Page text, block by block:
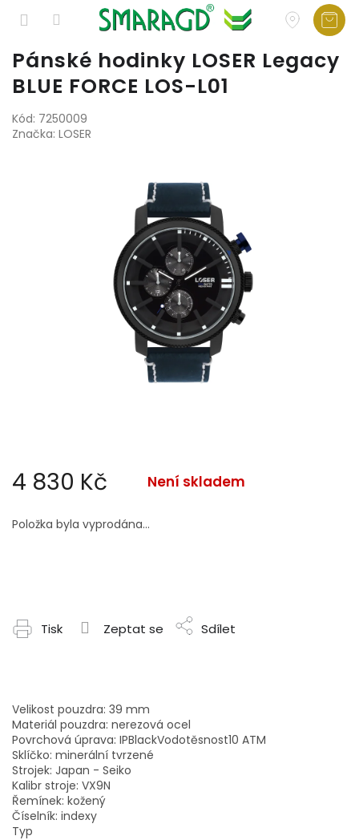
Přejít
obsah
Pánské hodinky LOSER Legacy
BLUE FORCE LOS-L01
Kód: 7250009
Značka: LOSER
4 830 Kč Není skladem
cena:
Položka byla vyprodána…
Tisk Zeptat se Sdílet
Velikost pouzdra: 39 mm
Materiál pouzdra: nerezová ocel
Povrchová úprava: IPBlackVodotěsnost10 ATM
Sklíčko: minerální tvrzené
Strojek: Japan - Seiko
Kalibr stroje: VX9N
Řemínek: kožený
Číselník: indexy
Typ